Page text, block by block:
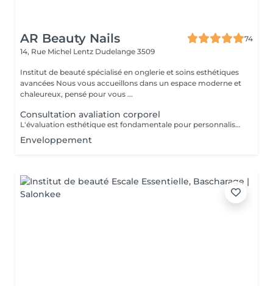
AR Beauty Nails
74
14, Rue Michel Lentz Dudelange 3509
Institut de beauté spécialisé en onglerie et soins esthétiques
avancées Nous vous accueillons dans un espace moderne et
chaleureux, pensé pour vous ...
Consultation avaliation corporel
L'évaluation esthétique est fondamentale pour personnaliser les traitements, garantissant des résultats harmonieux et naturels, en accord avec les attentes du patient.
Enveloppement